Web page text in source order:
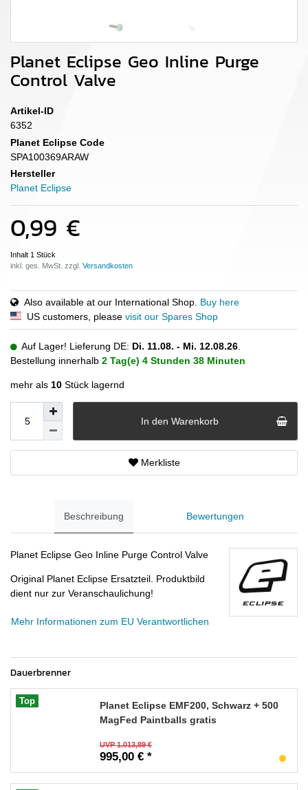
Planet Eclipse Geo Inline Purge
Control Valve
Artikel-ID
6352
Planet Eclipse Code
SPA100369ARAW
Hersteller
Planet Eclipse
0,99 €
Inhalt 1 Stück
inkl. ges. MwSt. zzgl.
Also available at our International Shop. Buy here
US customers, please visit our Spares Shop
Auf Lager! Lieferung DE: Di. 11.08. - Mi. 12.08.26
Bestellung innerhalb 2 Tag(e) 4 Stunden 38 Minuten
mehr als 10 Stück lagernd
In den Warenkorb
Merkliste
Beschreibung Bewertungen
Planet Eclipse Geo Inline Purge Control Valve
Original Planet Eclipse Ersatzteil. Produktbild
dient nur zur Veranschaulichung!
Mehr Informationen zum EU Verantwortlichen
Dauerbrenner
Top
Planet Eclipse EMF200, Schwarz + 500
MagFed Paintballs gratis
UVP 1.013,89 €
995,00 € *